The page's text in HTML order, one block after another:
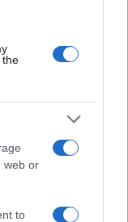
the
web or
to
de la